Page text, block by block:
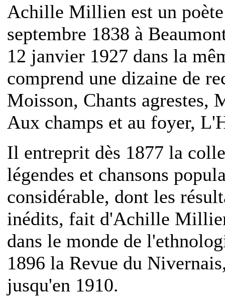
Achille Millien est un
septembre 1838 à
12 janvier 1927 dans la
comprend une dizaine de
Moisson, Chants agrestes,
Aux champs et au foyer,
Il entreprit dès 1877 la
légendes et chansons
considérable, dont les
inédits, fait d'Achille
dans le monde de
1896 la Revue du
jusqu'en 1910.